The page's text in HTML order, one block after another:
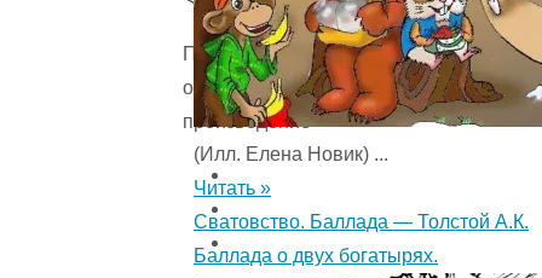
Пожалуйста,
оцените
произведение
(Илл. Елена Новик) ...
Читать »
Сватовство. Баллада — Толстой А.К.
Баллада о двух богатырях.